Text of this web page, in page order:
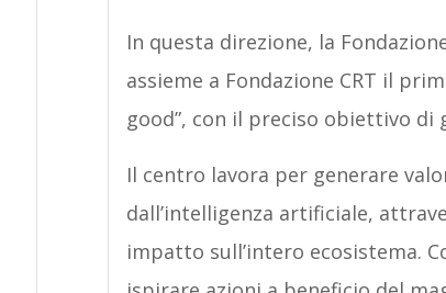
In questa direzione, la
assieme a Fondazione CRT il
good”, con il preciso obiettivo di
Il centro lavora per generare
dall’intelligenza artificiale,
impatto sull’intero ecosistema.